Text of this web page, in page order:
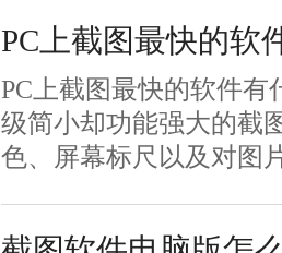
PC上截图最快的软
PC上截图最快的软件有
级简小却功能强大的截
色、屏幕标尺以及对图